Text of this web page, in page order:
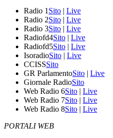
Radio 1 Sito | Live
Radio 2Sito | Live
Radio 3Sito | Live
Radiofd4Sito | Live
Radiofd5Sito | Live
IsoradioSito | Live
CCISSSito
GR ParlamentoSito | Live
Giornale RadioSito
Web Radio 6Sito | Live
Web Radio 7Sito | Live
Web Radio 8Sito | Live
PORTALI WEB